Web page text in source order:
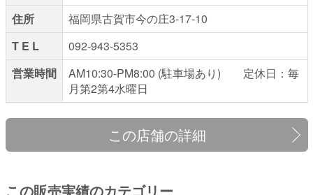
住所
福岡県古賀市今の庄3-17-10
T E L
092-943-5353
営業時間
AM10:30-PM8:00 (駐車場あり) 定休日：毎
月第2第4水曜日
この店舗の詳細
この販売実績のカテゴリー